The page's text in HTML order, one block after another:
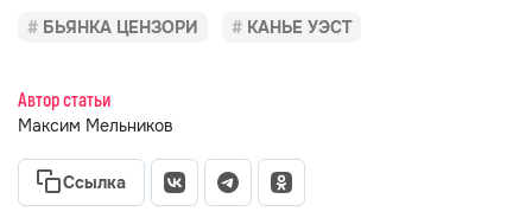
БЬЯНКА ЦЕНЗОРИ КАНЬЕ УЭСТ
Автор статьи
Максим Мельников
Ссылка